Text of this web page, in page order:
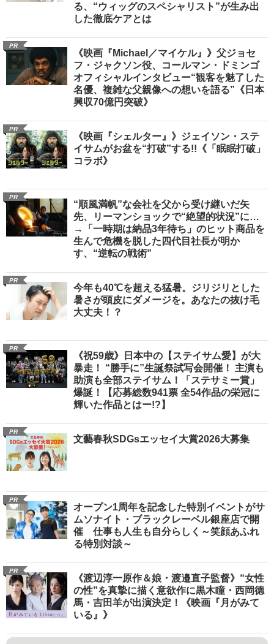
る、“ウィッグのスペシャリスト”が生み出
した徹底ケアとは
PR
《映画『Michael／マイケル』》父ジョセ
フ・ジャクソン役、コールマン・ドミンゴ
オフィシャルインタビュー“観客を魅了した
名優、複雑な父親像への想いを語る”《日本
興収70億円突破》
PR
《映画『シェルター』》ジェイソン・ステ
イサムがお盆を“打破”する!!《「眠眠打破」
コラボ》
PR
“順風満帆”な会社を父から受け継いだ矢
先、リーマンショックで“絶望的状況”に…
→「一時期は納品3年待ち」のヒット商品を
生んで危機を脱した四代目社長が明か
す、“逆転の戦術”
PR
今年も40℃を超える猛暑。ジリジリとした
暑さが頭皮にダメージを。あなたの抜け毛
大丈夫！？
PR
《祝59歳》日本中の【ステイサム愛】が大
暴走！ “勝手に”生誕祭試写会開催！ 主演も
助演も全部ステイサム！「ステサミー賞」
爆誕！【応募総数941票 全54作品の栄冠に
輝いた作品とはー!?】
PR
文藝春秋SDGsエッセイ大賞2026大募集
PR
オープン1周年を記念した特別イベントがサ
ムソナイト・ブラックレーベル銀座店で開
催 仕事も人生も自分らしく～笑顔あふれ
る特別対談～
PR
《渡辺淳一原作＆娘・渡邉直子監督》“女性
の性”を真摯に描く意欲作に黒木瞳・西岡德
馬・吉田羊が出演決定！《映画『月がみて
いる』》